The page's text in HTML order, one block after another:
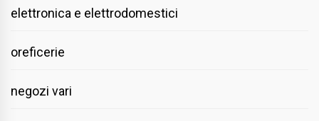
elettronica e elettrodomestici
oreficerie
negozi vari